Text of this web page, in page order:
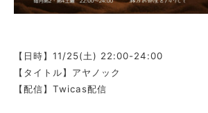
【日時】11/25(土) 22:00-24:00
【タイトル】アヤノック
【配信】Twicas配信